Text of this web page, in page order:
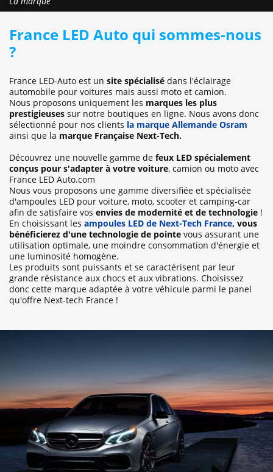
France LED Auto qui sommes-nous
?
France LED-Auto est un site spécialisé dans l'éclairage
automobile pour voitures mais aussi moto et camion.
Nous proposons uniquement les marques les plus
prestigieuses sur notre boutiques en ligne. Nous avons donc
sélectionné pour nos clients la marque Allemande Osram
ainsi que la marque Française Next-Tech.
Découvrez une nouvelle gamme de feux LED spécialement
conçus pour s'adapter à votre voiture, camion ou moto avec
France LED Auto.com
Nous vous proposons une gamme diversifiée et spécialisée
d'ampoules LED pour voiture, moto, scooter et camping-car
afin de satisfaire vos envies de modernité et de technologie !
En choisissant les ampoules LED de Next-Tech France, vous
bénéficierez d'une technologie de pointe vous assurant une
utilisation optimale, une moindre consommation d'énergie et
une luminosité homogène.
Les produits sont puissants et se caractérisent par leur
grande résistance aux chocs et aux vibrations. Choisissez
donc cette marque adaptée à votre véhicule parmi le panel
qu'offre Next-tech France !